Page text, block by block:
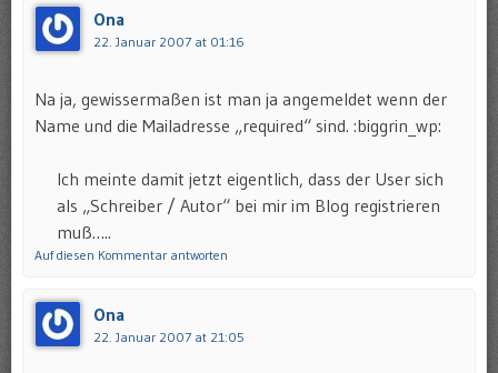
Ona
22. Januar 2007 at 01:16
Na ja, gewissermaßen ist man ja angemeldet wenn der
Name und die Mailadresse „required“ sind. :biggrin_wp:
Ich meinte damit jetzt eigentlich, dass der User sich
als „Schreiber / Autor“ bei mir im Blog registrieren
muß…..
Auf diesen Kommentar antworten
Ona
22. Januar 2007 at 21:05